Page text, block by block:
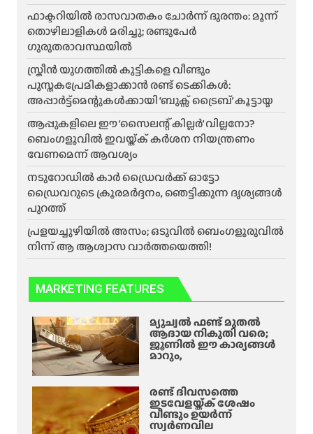
ഫാക്ടറിയിൽ രാസവാതകം ചോർന്ന് ദുരന്തം: മൂന്ന്
തൊഴിലാളികൾ മരിച്ചു; രണ്ടുപേർ
ഗുരുതരാവസ്ഥയിൽ
സ്ക്രീൻ യുഗത്തിൽ കുട്ടികളെ വീണ്ടും
പുസ്തകപ്രേമികളാക്കാൻ രണ്ട് ടെക്കികൾ:
അപ്പാർട്ട്മെന്റുകൾക്കായി ‘ബുക്സ് ട്രൈബ്’ കൂട്ടായ്മ
ആപ്പുകളിലെ ഈ ‘സൈലന്റ് കില്ലർ’ വില്ലനോ?
ബെംഗളൂവിൽ ഇവയ്ക്ക് കർശന നിയന്ത്രണം
വേണമെന്ന് ആവശ്യം
നടുറോഡിൽ കാർ ഡ്രൈവർക്ക് ഓട്ടോ
ഡ്രൈവറുടെ ക്രൂരമർദ്ദനം, ഞെട്ടിക്കുന്ന ദൃശ്യങ്ങൾ
പുറത്ത്
പ്രളയച്ചുഴിയിൽ അസം; ഒടുവിൽ ബെംഗളൂരുവിൽ
നിന്ന് ആ ആശ്വാസ വാർത്തയെത്തി!
MARKETING FEATURES
മ്യൂച്വൽ ഫണ്ട് മുതൽ
ആദായ നികുതി വരെ;
ജൂണിൽ ഈ കാര്യങ്ങൾ
മാറും,
രണ്ട് ദിവസത്തെ
ഇടവേളയ്ക്ക് ശേഷം
വീണ്ടും ഉയർന്ന്
സ്വർണവില